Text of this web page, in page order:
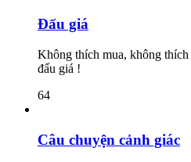
Đấu giá
Không thích mua, không
đấu giá !
64
Câu chuyện cảnh giác